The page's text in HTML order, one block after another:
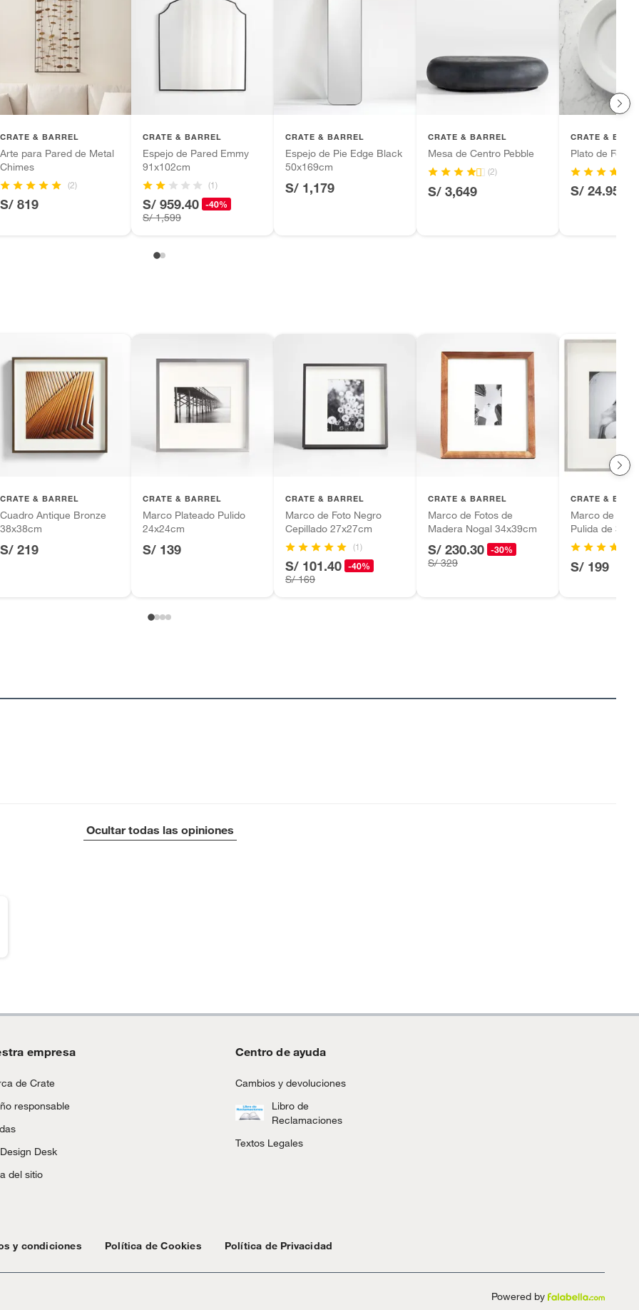
productos para asfalto, hormigón, albañilería.
productos para asfalto.
tecnología, línea blanca, colchones, muebles,
suplementos alimenticios, vitaminas.
CRATE & BARREL
Arte para Pared de Metal
Chimes
(2)
S/ 819
CRATE & BARREL
Espejo de Pared Emmy
91x102cm
(1)
S/ 959.40 -40%
S/ 1,599
CRATE & BARREL
Espejo de Pie Edge Black
50x169cm
S/ 1,179
CRATE & BARREL
Mesa de Centro Pebble
(2)
S/ 3,649
CRATE &
Plato de
S/ 24.95
CRATE & BARREL
Cuadro Antique Bronze
38x38cm
S/ 219
CRATE & BARREL
Marco Plateado Pulido
24x24cm
S/ 139
CRATE & BARREL
Marco de Foto Negro
Cepillado 27x27cm
(1)
S/ 101.40 -40%
S/ 169
CRATE & BARREL
Marco de Fotos de
Madera Nogal 34x39cm
S/ 230.30 -30%
S/ 329
CRATE &
Marco de
Pulida de
S/ 199
Ocultar todas las opiniones
empresa
de Crate
responsable
Desk
del sitio
Centro de ayuda
Cambios y devoluciones
Libro de
Reclamaciones
Textos Legales
y condiciones Política de Cookies Política de Privacidad
Powered by